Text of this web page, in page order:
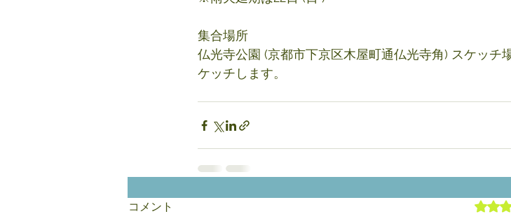
集合場所
仏光寺公園 (京都市下京区木屋町通仏光寺角) スケッチ
ケッチします。
コメント 5つ星